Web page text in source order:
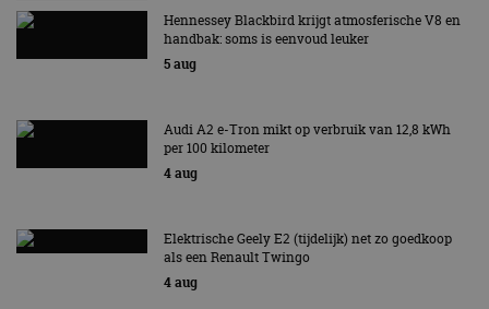
Hennessey Blackbird krijgt atmosferische V8 en
handbak: soms is eenvoud leuker
5 aug
Audi A2 e-Tron mikt op verbruik van 12,8 kWh
per 100 kilometer
4 aug
Elektrische Geely E2 (tijdelijk) net zo goedkoop
als een Renault Twingo
4 aug